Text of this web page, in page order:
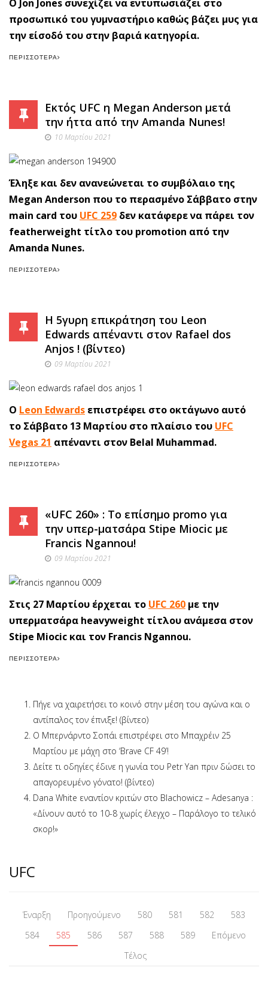
Ο Jon Jones συνεχίζει να εντυπωσιάζει στο
προσωπικό του γυμναστήριο καθώς βάζει μυς για
την είσοδό του στην βαριά κατηγορία.
ΠΕΡΙΣΣΌΤΕΡΑ
Εκτός UFC η Megan Anderson μετά
την ήττα από την Amanda Nunes!
10 Μαρτίου 2021
Έληξε και δεν ανανεώνεται το συμβόλαιο της
Megan Anderson που το περασμένο Σάββατο στην
main card του UFC 259 δεν κατάφερε να πάρει τον
featherweight τίτλο του promotion από την
Amanda Nunes.
ΠΕΡΙΣΣΌΤΕΡΑ
Η 5γυρη επικράτηση του Leon
Edwards απέναντι στον Rafael dos
Anjos ! (βίντεο)
09 Μαρτίου 2021
O Leon Edwards επιστρέφει στο οκτάγωνο αυτό
το Σάββατο 13 Μαρτίου στο πλαίσιο του UFC
Vegas 21 απέναντι στον Belal Muhammad.
ΠΕΡΙΣΣΌΤΕΡΑ
«UFC 260» : Το επίσημο promo για
την υπερ-ματσάρα Stipe Miocic με
Francis Ngannou!
09 Μαρτίου 2021
Στις 27 Μαρτίου έρχεται το UFC 260 με την
υπερματσάρα heavyweight τίτλου ανάμεσα στον
Stipe Miocic και τον Francis Ngannou.
ΠΕΡΙΣΣΌΤΕΡΑ
Πήγε να χαιρετήσει το κοινό στην μέση του αγώνα και ο
αντίπαλος τον έπνιξε! (βίντεο)
Ο Μπερνάρντο Σοπάι επιστρέφει στο Μπαχρέιν 25
Μαρτίου με μάχη στο ‘Brave CF 49’!
Δείτε τι οδηγίες έδινε η γωνία του Petr Yan πριν δώσει το
απαγορευμένο γόνατο! (βίντεο)
Dana White εναντίον κριτών στο Blachowicz – Adesanya :
«Δίνουν αυτό το 10-8 χωρίς έλεγχο – Παράλογο το τελικό
σκορ!»
UFC
Έναρξη Προηγούμενο 580 581 582
583
584
585 586 587 588 589
Επόμενο
Τέλος